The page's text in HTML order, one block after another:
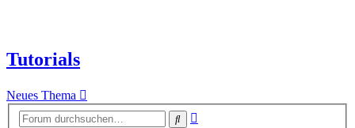
Tutorials
Neues Thema
Suche